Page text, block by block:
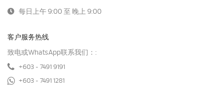
每日上午 9:00 至 晚上 9:00
客户服务热线
致电或WhatsApp联系我们：:
+603 - 7491 9191
+603 - 7491 1281